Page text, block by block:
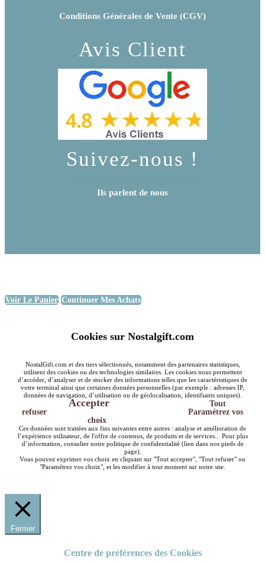
Conditions Générales de Vente (CGV)
Avis Client
Suivez-nous !
Ils parlent de nous
Voir Le Panier Continuer Mes Achats
Cookies sur Nostalgift.com
NostalGift.com et des tiers sélectionnés, notamment des partenaires statistiques,
utilisent des cookies ou des technologies similaires. Les cookies nous permettent
d’accéder, d’analyser et de stocker des informations telles que les caractéristiques de
votre terminal ainsi que certaines données personnelles (par exemple : adresses IP,
données de navigation, d’utilisation ou de géolocalisation, identifiants uniques).
Accepter
Tout
refuser
Paramétrez vos
choix
Ces données sont traitées aux fins suivantes entre autres : analyse et amélioration de
l’expérience utilisateur, de l'offre de contenus, de produits et de services... Pour plus
d’information, consulter notre politique de confidentialité (lien dans nos pieds de
page).
Vous pouvez exprimer vos choix en cliquant sur "Tout accepter", "Tout refuser" ou
"Paramétrez vos choix", et les modifier à tout moment sur notre site.
Fermer
Centre de préférences des Cookies